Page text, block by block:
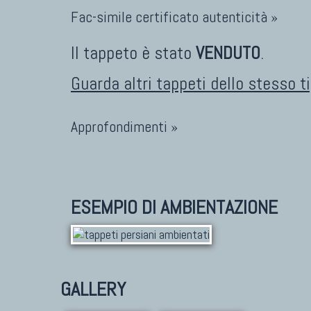
Fac-simile certificato autenticità »
Il tappeto è stato VENDUTO.
Guarda altri tappeti dello stesso
Approfondimenti »
ESEMPIO DI AMBIENTAZIONE
GALLERY